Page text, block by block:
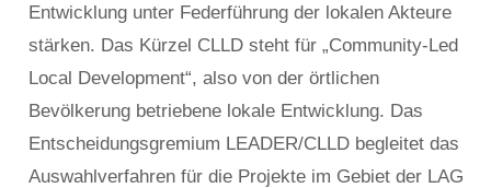
Entwicklung unter Federführung der lokalen Akteure
stärken. Das Kürzel CLLD steht für „Community-Led
Local Development“, also von der örtlichen
Bevölkerung betriebene lokale Entwicklung. Das
Entscheidungsgremium LEADER/CLLD begleitet das
Auswahlverfahren für die Projekte im Gebiet der LAG